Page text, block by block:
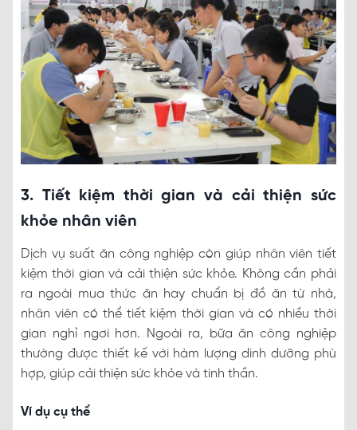
3. Tiết kiệm thời gian và cải thiện sức
khỏe nhân viên
Dịch vụ suất ăn công nghiệp còn giúp nhân viên tiết
kiệm thời gian và cải thiện sức khỏe. Không cần phải
ra ngoài mua thức ăn hay chuẩn bị đồ ăn từ nhà,
nhân viên có thể tiết kiệm thời gian và có nhiều thời
gian nghỉ ngơi hơn. Ngoài ra, bữa ăn công nghiệp
thường được thiết kế với hàm lượng dinh dưỡng phù
hợp, giúp cải thiện sức khỏe và tinh thần.
Ví dụ cụ thể